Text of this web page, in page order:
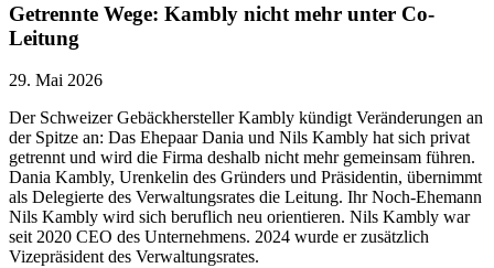
Getrennte Wege: Kambly nicht mehr unter Co-
Leitung
29. Mai 2026
Der Schweizer Gebäckhersteller Kambly kündigt Veränderungen an
der Spitze an: Das Ehepaar Dania und Nils Kambly hat sich privat
getrennt und wird die Firma deshalb nicht mehr gemeinsam führen.
Dania Kambly, Urenkelin des Gründers und Präsidentin, übernimmt
als Delegierte des Verwaltungsrates die Leitung. Ihr Noch-Ehemann
Nils Kambly wird sich beruflich neu orientieren. Nils Kambly war
seit 2020 CEO des Unternehmens. 2024 wurde er zusätzlich
Vizepräsident des Verwaltungsrates.